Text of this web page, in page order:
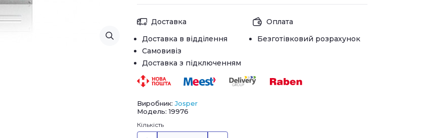
Доставка
Доставка в відділення
Самовивіз
Доставка з підключенням
Оплата
Безготівковий розрахунок
Виробник:Josper
Модель: 19976
Кількість